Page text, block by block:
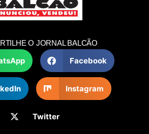
O JORNAL BALCÃO
Facebook
Instagram
Twitter